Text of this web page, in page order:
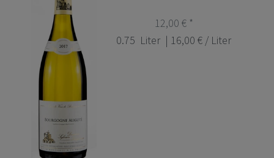
12,00 € *
0.75 Liter | 16,00 € / Liter